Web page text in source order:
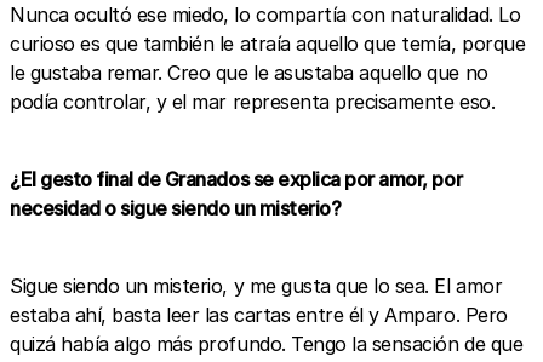
Nunca ocultó ese miedo, lo compartía con naturalidad. Lo
curioso es que también le atraía aquello que temía, porque
le gustaba remar. Creo que le asustaba aquello que no
podía controlar, y el mar representa precisamente eso.
¿El gesto final de Granados se explica por amor, por
necesidad o sigue siendo un misterio?
Sigue siendo un misterio, y me gusta que lo sea. El amor
estaba ahí, basta leer las cartas entre él y Amparo. Pero
quizá había algo más profundo. Tengo la sensación de que